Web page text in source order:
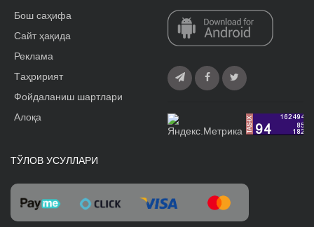
Бош саҳифа
Сайт ҳақида
Реклама
Tаҳририят
Фойдаланиш шартлари
Алоқа
ТЎЛОВ УСУЛЛАРИ